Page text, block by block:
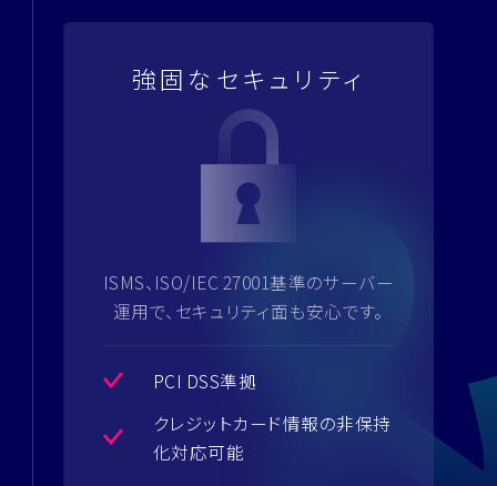
強固なセキュリティ
ISMS、ISO/IEC 27001基準のサーバー
運用で、セキュリティ面も安心です。
PCI DSS準拠
クレジットカード情報の非保持
化対応可能